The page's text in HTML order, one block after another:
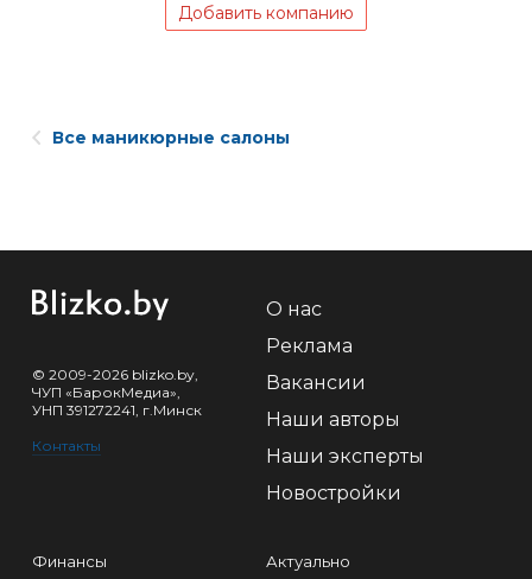
Добавить компанию
Все маникюрные салоны
© 2009-2026 blizko.by,
ЧУП «БарокМедиа»,
УНП 391272241, г.Минск
Контакты
О нас
Реклама
Вакансии
Наши авторы
Наши эксперты
Новостройки
Финансы Актуально